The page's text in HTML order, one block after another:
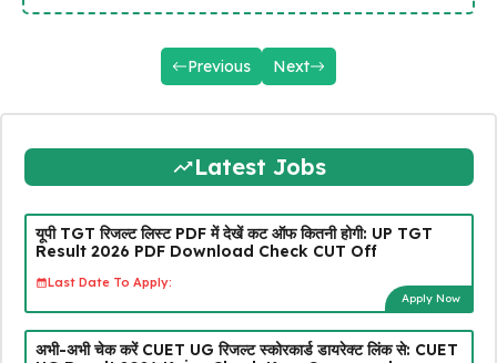
Previous Next
Latest Jobs
यूपी TGT रिजल्ट लिस्ट PDF में देखें कट ऑफ कितनी होगी: UP TGT
Result 2026 PDF Download Check CUT Off
Last Date To Apply:
Apply Now
अभी-अभी चेक करें CUET UG रिजल्ट स्कोरकार्ड डायरेक्ट लिंक से: CUET